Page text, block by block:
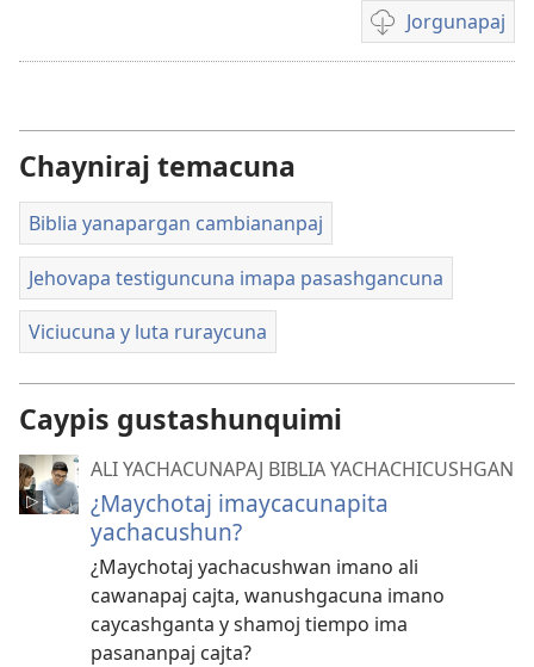
Jorgunapaj
Videucunata
imano
Chayniraj temacuna
Biblia yanapargan cambiananpaj
Jehovapa testiguncuna imapa pasashgancuna
Viciucuna y luta ruraycuna
Caypis gustashunquimi
ALI YACHACUNAPAJ BIBLIA YACHACHICUSHGAN
¿Maychotaj imaycacunapita
yachacushun?
¿Maychotaj yachacushwan imano ali
cawanapaj cajta, wanushgacuna imano
caycashganta y shamoj tiempo ima
pasananpaj cajta?